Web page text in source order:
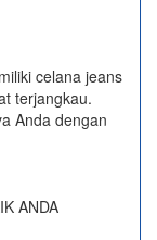
celana jeans
terjangkau.
Anda dengan
ANDA